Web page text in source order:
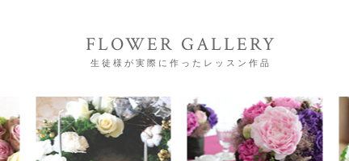
FLOWER GALLERY
生徒様が実際に作ったレッスン作品